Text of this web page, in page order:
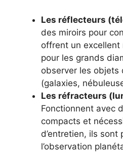
Les réflecteurs
des miroirs pour
offrent un
pour les grands
observer les objets
(galaxies,
Les réfracteurs
Fonctionnent avec
compacts et
d’entretien, ils sont
l’observation